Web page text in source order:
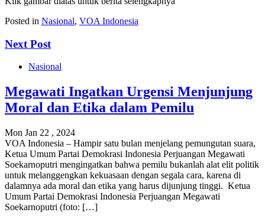
Posted in Nasional, VOA Indonesia
Next Post
Nasional
Megawati Ingatkan Urgensi Menjunjung
Moral dan Etika dalam Pemilu
Mon Jan 22 , 2024
VOA Indonesia – Hampir satu bulan menjelang pemungutan suara,
Ketua Umum Partai Demokrasi Indonesia Perjuangan Megawati
Soekarnoputri mengingatkan bahwa pemilu bukanlah alat elit politik
untuk melanggengkan kekuasaan dengan segala cara, karena di
dalamnya ada moral dan etika yang harus dijunjung tinggi. Ketua
Umum Partai Demokrasi Indonesia Perjuangan Megawati
Soekarnoputri (foto: […]